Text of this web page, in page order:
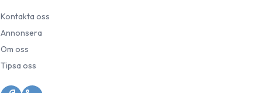
Kontakta oss
Annonsera
Om oss
Tipsa oss